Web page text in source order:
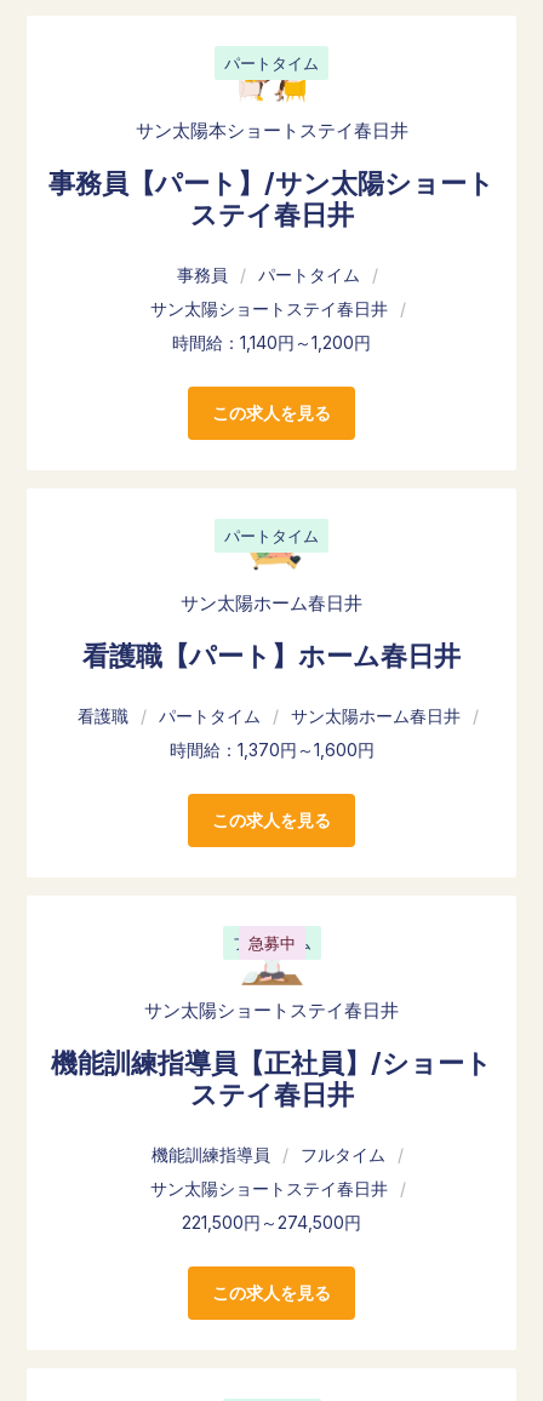
サン太陽本ショートステイ春日井
事務員【パート】/サン太陽ショート
ステイ春日井
パートタイム
事務員 / パートタイム
/
サン太陽ショートステイ春日井
/
時間給：1,140円～1,200円
この求人を見る
サン太陽ホーム春日井
看護職【パート】ホーム春日井
パートタイム
看護職 / パートタイム / サン太陽ホーム春日井
/
時間給：1,370円～1,600円
この求人を見る
サン太陽ショートステイ春日井
機能訓練指導員【正社員】/ショート
ステイ春日井
フルタイム
急募中
機能訓練指導員 / フルタイム
/
サン太陽ショートステイ春日井
/
221,500円～274,500円
この求人を見る